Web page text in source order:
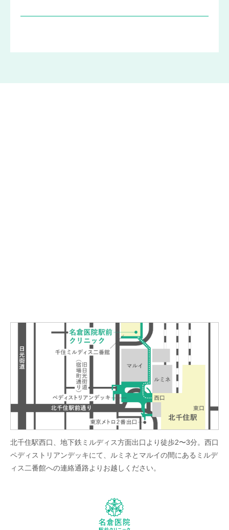
北千住駅西口、地下鉄ミルディス方面出口より徒歩2〜3分。西口
ペディストリアンデッキにて、ルミネとマルイの間にあるミルデ
ィス二番館への連絡通路よりお越しください。